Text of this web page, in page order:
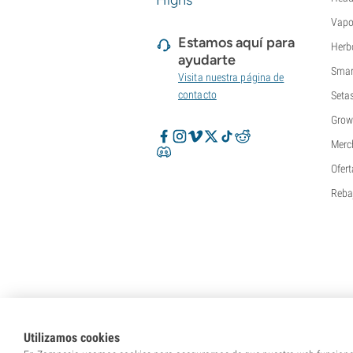
Super Sativa Seed Club
Sweet Seeds
T.H. Seeds
Top Tao Seeds
VIP Seeds
White Label
Estamos aquí para
ayudarte
Visita nuestra página de
contacto
Utilizamos cookies